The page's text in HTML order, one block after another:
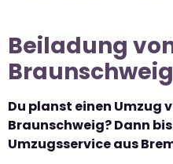
Beiladung
Braunschweig
Du planst einen Umzug
Braunschweig? Dann
Umzugsservice aus